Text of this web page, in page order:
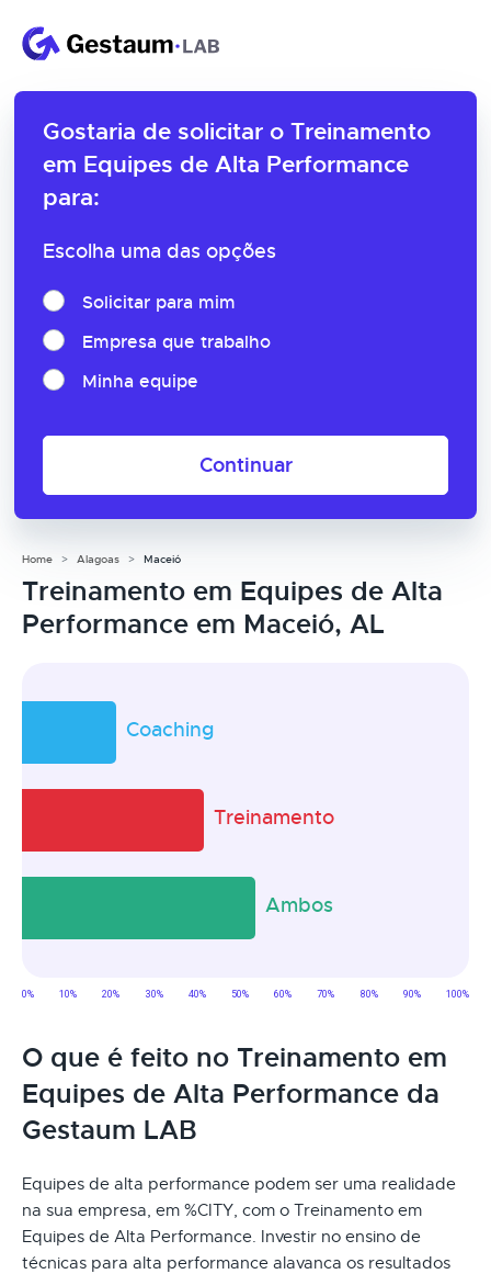
Gostaria de solicitar o Treinamento
em Equipes de Alta Performance
para:
Escolha uma das opções
Solicitar para mim
Empresa que trabalho
Minha equipe
Continuar
Home Alagoas Maceió
Treinamento em Equipes de Alta
Performance em Maceió, AL
O que é feito no Treinamento em
Equipes de Alta Performance da
Gestaum LAB
Equipes de alta performance podem ser uma realidade
na sua empresa, em %CITY, com o Treinamento em
Equipes de Alta Performance. Investir no ensino de
técnicas para alta performance alavanca os resultados